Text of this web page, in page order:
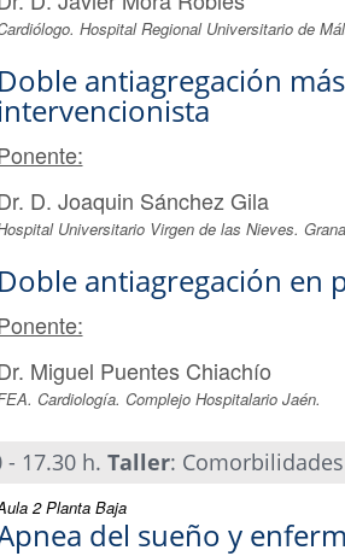
Hospital Regional Universitario de
Doble antiagregación
intervencionista
D. Joaquin Sánchez Gila
Universitario Virgen de las Nieves.
Doble antiagregación en
Miguel Puentes Chiachío
Cardiología. Complejo Hospitalario Jaén.
- 17.30 h. Taller:
2 Planta Baja
del sueño y